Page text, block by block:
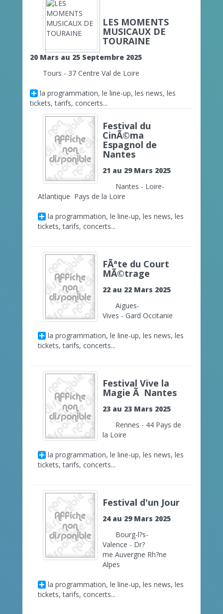
LES MOMENTS
MUSICAUX DE
TOURAINE
20 Mars au 25 Septembre 2025
Tours - 37 Centre Val de Loire
la programmation, le line-up, les news, les
tickets, tarifs, concerts...
Festival du
CinÃ©ma
Espagnol de
Nantes
21 au 29 Mars 2025
Nantes - Loire-
Atlantique Pays de la Loire
la programmation, le line-up, les news, les
tickets, tarifs, concerts...
FÃªte du Court
MÃ©trage
22 au 22 Mars 2025
Aigues-
Vives - Gard Occitanie
la programmation, le line-up, les news, les
tickets, tarifs, concerts...
Festival Vive la
Magie Ã Nantes
23 au 23 Mars 2025
Rennes - 44 Pays de
la Loire
la programmation, le line-up, les news, les
tickets, tarifs, concerts...
Festival d'un Jour
24 au 29 Mars 2025
Bourg-l?s-
Valence - Dr?
me Auvergne Rh?ne
Alpes
la programmation, le line-up, les news, les
tickets, tarifs, concerts...